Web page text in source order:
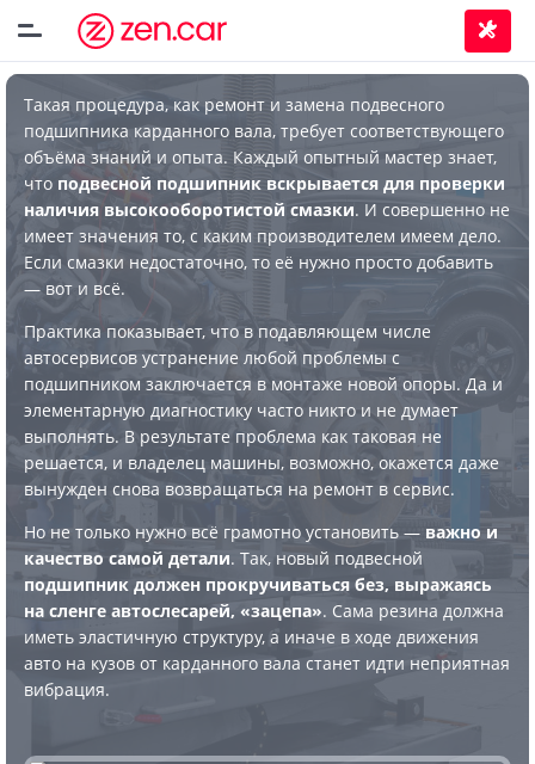
Такая процедура, как ремонт и замена подвесного
подшипника карданного вала, требует соответствующего
объёма знаний и опыта. Каждый опытный мастер знает,
что подвесной подшипник вскрывается для проверки
наличия высокооборотистой смазки. И совершенно не
имеет значения то, с каким производителем имеем дело.
Если смазки недостаточно, то её нужно просто добавить
— вот и всё.
Практика показывает, что в подавляющем числе
автосервисов устранение любой проблемы с
подшипником заключается в монтаже новой опоры. Да и
элементарную диагностику часто никто и не думает
выполнять. В результате проблема как таковая не
решается, и владелец машины, возможно, окажется даже
вынужден снова возвращаться на ремонт в сервис.
Но не только нужно всё грамотно установить — важно и
качество самой детали. Так, новый подвесной
подшипник должен прокручиваться без, выражаясь
на сленге автослесарей, «зацепа». Сама резина должна
иметь эластичную структуру, а иначе в ходе движения
авто на кузов от карданного вала станет идти неприятная
вибрация.